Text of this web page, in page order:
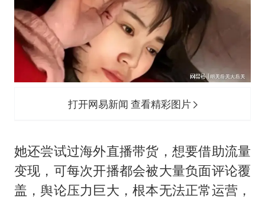
打开网易新闻 查看精彩图片
她还尝试过海外直播带货，想要借助流量
变现，可每次开播都会被大量负面评论覆
盖，舆论压力巨大，根本无法正常运营，